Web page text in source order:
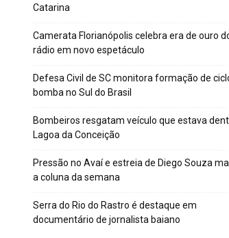
Catarina
Camerata Florianópolis celebra era de ouro
rádio em novo espetáculo
Defesa Civil de SC monitora formação de
bomba no Sul do Brasil
Bombeiros resgatam veículo que estava
Lagoa da Conceição
Pressão no Avaí e estreia de Diego Souza
a coluna da semana
Serra do Rio do Rastro é destaque em
documentário de jornalista baiano